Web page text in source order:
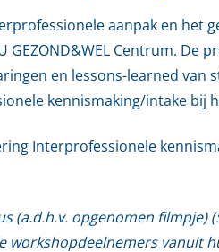
aanpak en het
GEZOND&WEL Centrum. De
en lessons-learned van
kennismaking/intake bij
Interprofessionele
(a.d.h.v. opgenomen filmpje)
workshopdeelnemers vanuit